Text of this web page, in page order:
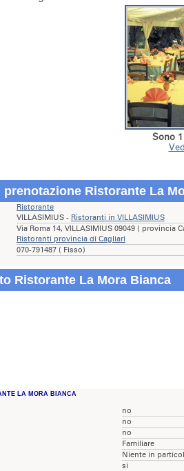
Sono
prenotazione Ristorante La
Ristorante
VILLASIMIUS - Ristoranti in VILLASIMIUS
Via Roma 14, VILLASIMIUS 09049 ( provincia
Ristoranti provincia di Cagliari
070-791487 ( Fisso)
Ristorante La Mora Bianca
LA MORA BIANCA
no
no
no
Familiare
Niente in
si